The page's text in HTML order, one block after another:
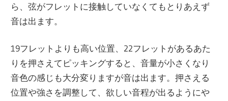
ら、弦がフレットに接触していなくてもとりあえず
音は出ます。
19フレットよりも高い位置、22フレットがあるあた
りを押さえてピッキングすると、音量が小さくなり
音色の感じも大分変りますが音は出ます。押さえる
位置や強さを調整して、欲しい音程が出るようにや